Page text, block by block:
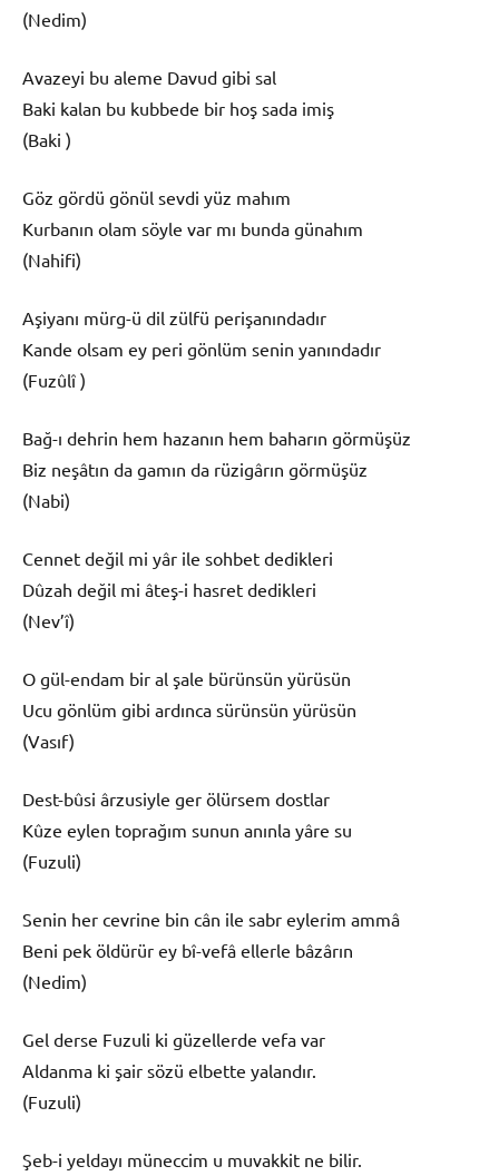
(Nedim)
Avazeyi bu aleme Davud gibi sal
Baki kalan bu kubbede bir hoş sada imiş
(Baki )
Göz gördü gönül sevdi yüz mahım
Kurbanın olam söyle var mı bunda günahım
(Nahifi)
Aşiyanı mürg-ü dil zülfü perişanındadır
Kande olsam ey peri gönlüm senin yanındadır
(Fuzûlî )
Bağ-ı dehrin hem hazanın hem baharın görmüşüz
Biz neşâtın da gamın da rüzigârın görmüşüz
(Nabi)
Cennet değil mi yâr ile sohbet dedikleri
Dûzah değil mi âteş-i hasret dedikleri
(Nev’î)
O gül-endam bir al şale bürünsün yürüsün
Ucu gönlüm gibi ardınca sürünsün yürüsün
(Vasıf)
Dest-bûsi ârzusiyle ger ölürsem dostlar
Kûze eylen toprağım sunun anınla yâre su
(Fuzuli)
Senin her cevrine bin cân ile sabr eylerim ammâ
Beni pek öldürür ey bî-vefâ ellerle bâzârın
(Nedim)
Gel derse Fuzuli ki güzellerde vefa var
Aldanma ki şair sözü elbette yalandır.
(Fuzuli)
Şeb-i yeldayı müneccim u muvakkit ne bilir.